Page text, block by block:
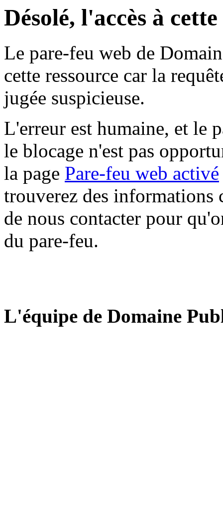
Désolé, l'accès à
Le pare-feu web de
cette ressource car la
jugée suspicieuse.
L'erreur est humaine, et le
le blocage n'est pas
la page Pare-feu web activé
trouverez des informations
de nous contacter pour
du pare-feu.
L'équipe de Domaine